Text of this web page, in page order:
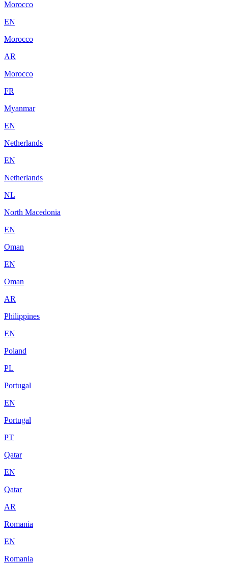
Morocco
EN
Morocco
AR
Morocco
FR
Myanmar
EN
Netherlands
EN
Netherlands
NL
North Macedonia
EN
Oman
EN
Oman
AR
Philippines
EN
Poland
PL
Portugal
EN
Portugal
PT
Qatar
EN
Qatar
AR
Romania
EN
Romania